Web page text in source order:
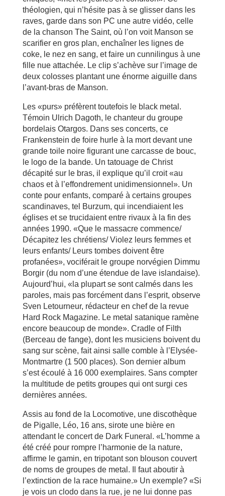
théologien, qui n’hésite pas à se glisser dans les
raves, garde dans son PC une autre vidéo, celle
de la chanson The Saint, où l’on voit Manson se
scarifier en gros plan, enchaîner les lignes de
coke, le nez en sang, et faire un cunnilingus à une
fille nue attachée. Le clip s’achève sur l’image de
deux colosses plantant une énorme aiguille dans
l’avant-bras de Manson.
Les «purs» préfèrent toutefois le black metal.
Témoin Ulrich Dagoth, le chanteur du groupe
bordelais Otargos. Dans ses concerts, ce
Frankenstein de foire hurle à la mort devant une
grande toile noire figurant une carcasse de bouc,
le logo de la bande. Un tatouage de Christ
décapité sur le bras, il explique qu’il croit «au
chaos et à l’effondrement unidimensionnel». Un
conte pour enfants, comparé à certains groupes
scandinaves, tel Burzum, qui incendiaient les
églises et se trucidaient entre rivaux à la fin des
années 1990. «Que le massacre commence/
Décapitez les chrétiens/ Violez leurs femmes et
leurs enfants/ Leurs tombes doivent être
profanées», vociférait le groupe norvégien Dimmu
Borgir (du nom d’une étendue de lave islandaise).
Aujourd’hui, «la plupart se sont calmés dans les
paroles, mais pas forcément dans l’esprit, observe
Sven Letourneur, rédacteur en chef de la revue
Hard Rock Magazine. Le metal satanique ramène
encore beaucoup de monde». Cradle of Filth
(Berceau de fange), dont les musiciens boivent du
sang sur scène, fait ainsi salle comble à l’Elysée-
Montmartre (1 500 places). Son dernier album
s’est écoulé à 16 000 exemplaires. Sans compter
la multitude de petits groupes qui ont surgi ces
dernières années.
Assis au fond de la Locomotive, une discothèque
de Pigalle, Léo, 16 ans, sirote une bière en
attendant le concert de Dark Funeral. «L’homme a
été créé pour rompre l’harmonie de la nature,
affirme le gamin, en tripotant son blouson couvert
de noms de groupes de metal. Il faut aboutir à
l’extinction de la race humaine.» Un exemple? «Si
je vois un clodo dans la rue, je ne lui donne pas